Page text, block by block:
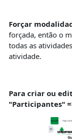
Forçar
forçada, então o
todas as
atividade.
Para criar ou
"Participantes"